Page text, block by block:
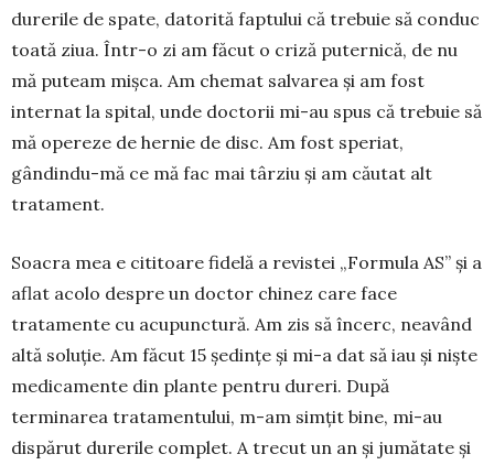
durerile de spate, datorită faptului că tre­buie să conduc
toată ziua. Într-o zi am făcut o cri­ză puternică, de nu
mă puteam mișca. Am che­mat sal­varea și am fost
internat la spital, unde doctorii mi-au spus că trebuie să
mă opereze de hernie de disc. Am fost speriat,
gândindu-mă ce mă fac mai târziu și am căutat alt
trata­ment.
Soacra mea e cititoare fidelă a revistei „For­mula AS” și a
aflat acolo despre un doctor chinez care face
tratamente cu acupunctură. Am zis să încerc, neavând
altă soluție. Am făcut 15 ședințe și mi-a dat să iau și niște
medicamente din plante pentru dureri. După
terminarea tratamen­tului, m-am simțit bine, mi-au
dispărut durerile complet. A trecut un an și jumă­tate și